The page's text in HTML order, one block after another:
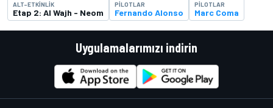
ALT-ETKINLIK
Etap 2: Al Wajh - Neom
PILOTLAR
Fernando Alonso
PILOTLAR
Marc Coma
Uygulamalarımızı indirin